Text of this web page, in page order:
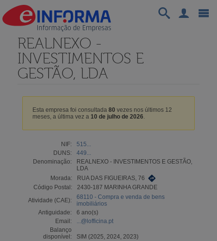
REALNEXO -
INVESTIMENTOS E
GESTÃO, LDA
Esta empresa foi consultada 80 vezes nos últimos 12
meses, a última vez a 10 de julho de 2026.
NIF:
515...
DUNS:
449...
Denominação:
REALNEXO - INVESTIMENTOS E GESTÃO,
LDA
Morada:
RUA DAS FIGUEIRAS, 76
Código Postal:
2430-187 MARINHA GRANDE
Atividade (CAE):
68110 - Compra e venda de bens
imobiliários
Antiguidade:
6 ano(s)
Email:
...@lofficina.pt
Balanço
disponível:
SIM (2025, 2024, 2023)